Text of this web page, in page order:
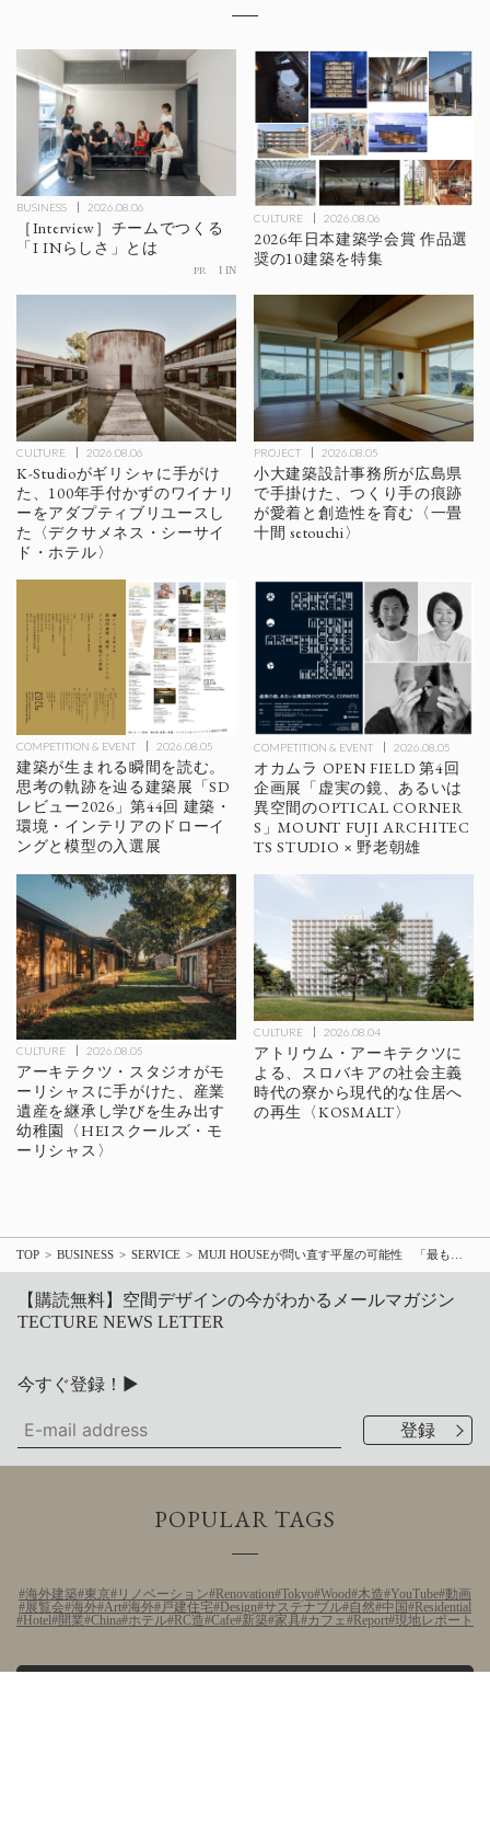
BUSINESS 2026.08.06
［Interview］チームでつくる
「I INらしさ」とは
PR I IN
CULTURE 2026.08.06
2026年日本建築学会賞 作品選
奨の10建築を特集
CULTURE 2026.08.06
K-Studioがギリシャに手がけ
た、100年手付かずのワイナリ
ーをアダプティブリユースし
た〈デクサメネス・シーサイ
ド・ホテル〉
PROJECT 2026.08.05
小大建築設計事務所が広島県
で手掛けた、つくり手の痕跡
が愛着と創造性を育む〈一畳
十間 setouchi〉
COMPETITION & EVENT 2026.08.05
建築が生まれる瞬間を読む。
思考の軌跡を辿る建築展「SD
レビュー2026」第44回 建築・
環境・インテリアのドローイ
ングと模型の入選展
COMPETITION & EVENT 2026.08.05
オカムラ OPEN FIELD 第4回
企画展「虚実の鏡、あるいは
異空間のOPTICAL CORNER
S」MOUNT FUJI ARCHITEC
TS STUDIO × 野老朝雄
CULTURE 2026.08.05
アーキテクツ・スタジオがモ
ーリシャスに手がけた、産業
遺産を継承し学びを生み出す
幼稚園〈HEIスクールズ・モ
ーリシャス〉
CULTURE 2026.08.04
アトリウム・アーキテクツに
よる、スロバキアの社会主義
時代の寮から現代的な住居へ
の再生〈KOSMALT〉
TOP BUSINESS SERVICE
【購読無料】空間デザインの今がわかるメールマガジン
TECTURE NEWS LETTER
今すぐ登録！▶
POPULAR TAGS
海外建築 東京 リノベーション Renovation Tokyo Wood 木造 YouTube 動画
展覧会 海外 Art 海外 戸建住宅 Design サステナブル 自然 中国
Residential
Hotel 開業 China ホテル RC造 Cafe 新築 家具 カフェ Report 現地レポート